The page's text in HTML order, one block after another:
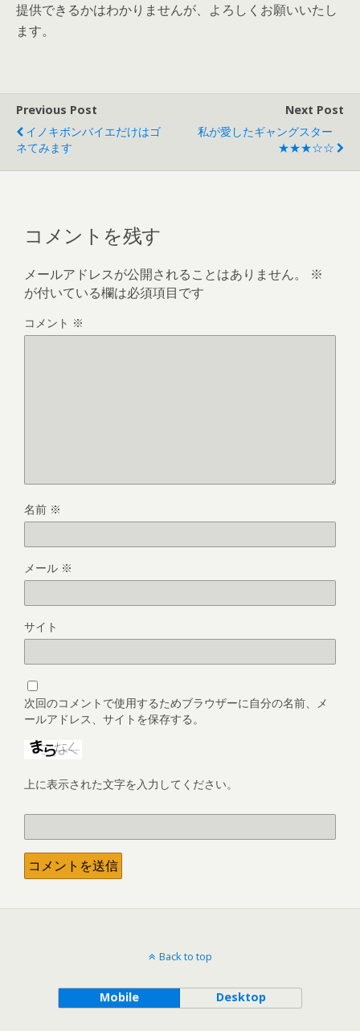
提供できるかはわかりませんが、よろしくお願いいたし
ます。
Previous Post
イノキボンバイエだけはゴ
ネてみます
Next Post
私が愛したギャングスター
★★★☆☆
コメントを残す
メールアドレスが公開されることはありません。
※
が付いている欄は必須項目です
コメント ※
名前 ※
メール ※
サイト
次回のコメントで使用するためブラウザーに自分の名前、メ
ールアドレス、サイトを保存する。
上に表示された文字を入力してください。
Back to top
Mobile Desktop